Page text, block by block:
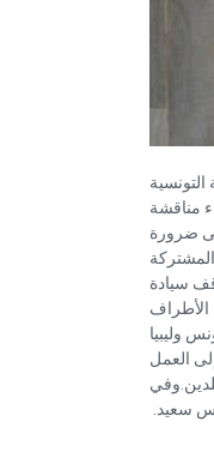
مناقشة
ضرورة
سيادة
الأطراف
وليبيا
العمل
سعيد.